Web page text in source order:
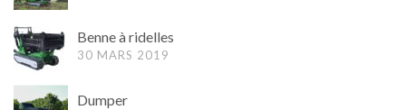
Benne à ridelles
30 MARS 2019
Dumper